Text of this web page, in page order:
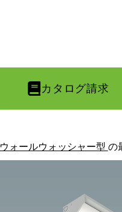
カタログ請求
ウォールウォッシャー型 の